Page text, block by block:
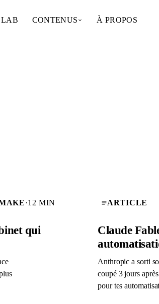
CONTENUS À PROPOS
·12 MIN
qui
ARTICLE
Claude
Anthropic a sorti
coupé 3 jours
pour tes